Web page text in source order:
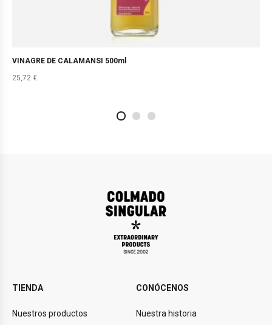
VINAGRE DE CALAMANSI 500ml
25,72 €
TIENDA
Nuestros productos
CONÓCENOS
Nuestra historia